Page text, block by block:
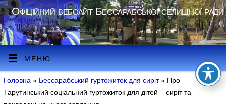
Офіційний вебсайт Бессарабської селищної ради
МЕНЮ
Головна » Бессарабський гуртожиток для сиріт» Про
Тарутинський соціальний гуртожиток для дітей – сиріт та